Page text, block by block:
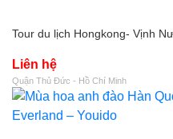
Tour du lịch Hongkong- Vịnh
Liên hệ
Quận Thủ Đức - Hồ Chí Minh